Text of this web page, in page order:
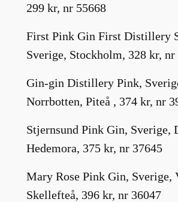
299 kr, nr 55668
First Pink Gin First Distillery
Sverige, Stockholm, 328 kr, nr
Gin-gin Distillery Pink,
Norrbotten, Piteå , 374 kr, nr
Stjernsund Pink Gin, Sverige,
Hedemora, 375 kr, nr 37645
Mary Rose Pink Gin, Sverige,
Skellefteå, 396 kr, nr 36047